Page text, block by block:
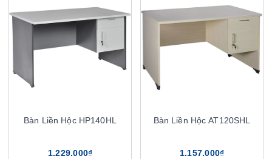
Bàn Liền Hộc HP140HL
1.229.000₫
Bàn Liền Hộc AT120SHL
1.157.000₫